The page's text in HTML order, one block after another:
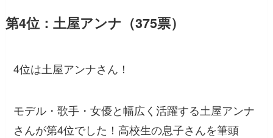
第4位：土屋アンナ（375票）
4位は土屋アンナさん！
モデル・歌手・女優と幅広く活躍する土屋アンナ
さんが第4位でした！高校生の息子さんを筆頭